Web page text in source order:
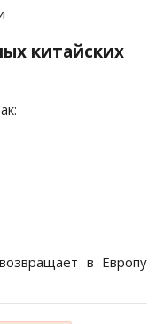
китайских
в Европу